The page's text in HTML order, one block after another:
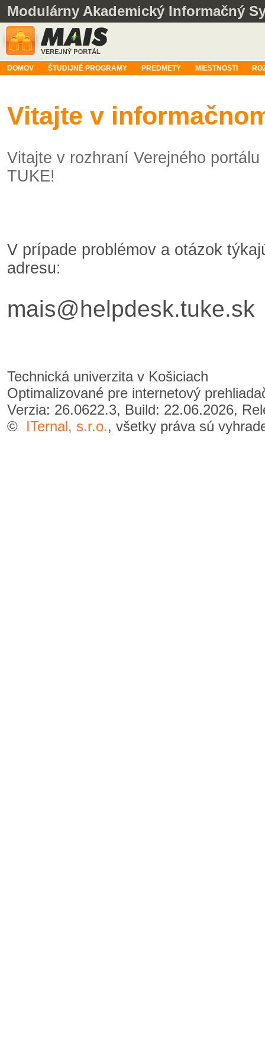
Modulárny Akademický Informačný
DOMOV ŠTUDIJNÉ PROGRAMY PREDMETY MIESTNOSTI
Vitajte v
Vitajte v rozhraní Verejného
TUKE!
V prípade problémov a otázok
adresu:
mais@helpdesk.tuke.sk
Technická univerzita v Košiciach
Optimalizované pre internetový
Verzia: 26.0622.3, Build: 22.06.2026,
© ITernal, s.r.o., všetky práva sú